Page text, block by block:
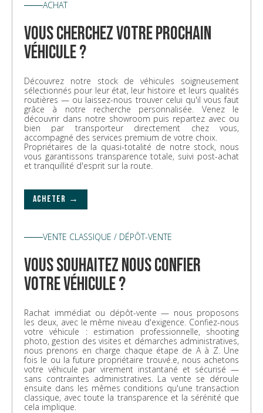
ACHAT
vous cherchez votre prochain
véhicule ?
Découvrez notre stock de véhicules soigneusement
sélectionnés pour leur état, leur histoire et leurs qualités
routières — ou laissez-nous trouver celui qu'il vous faut
grâce à notre recherche personnalisée. Venez le
découvrir dans notre showroom puis repartez avec ou
bien par transporteur directement chez vous,
accompagné des services premium de votre choix.
Propriétaires de la quasi-totalité de notre stock, nous
vous garantissons transparence totale, suivi post-achat
et tranquillité d'esprit sur la route.
ACHETER →
VENTE CLASSIQUE / DÉPÔT-VENTE
vous souhaitez nous confier
votre véhicule ?
Rachat immédiat ou dépôt-vente — nous proposons
les deux, avec le même niveau d'exigence. Confiez-nous
votre véhicule : estimation professionnelle, shooting
photo, gestion des visites et démarches administratives,
nous prenons en charge chaque étape de A à Z. Une
fois le ou la future propriétaire trouvé.e, nous achetons
votre véhicule par virement instantané et sécurisé —
sans contraintes administratives. La vente se déroule
ensuite dans les mêmes conditions qu'une transaction
classique, avec toute la transparence et la sérénité que
cela implique.